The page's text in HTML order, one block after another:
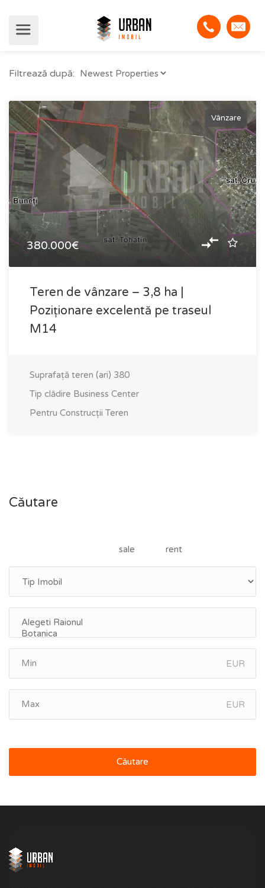
Filtrează după:
Vânzare
380.000€
Teren de vânzare – 3,8 ha |
Poziționare excelentă pe traseul
M14
Suprafață teren (ari) 380
Tip clădire Business Center
Pentru Construcții Teren
Căutare
sale rent
EUR
EUR
Căutare